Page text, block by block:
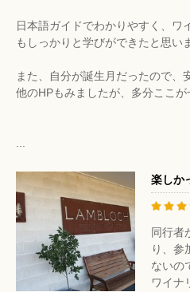
日本語ガイドでわかりやすく、ワ
もしっかりと学びができたと思い
また、自分が誕生月だったので、
他のHPもみましたが、多分ここが
...
楽しか
同行者
り、参
ないの
ワイナ